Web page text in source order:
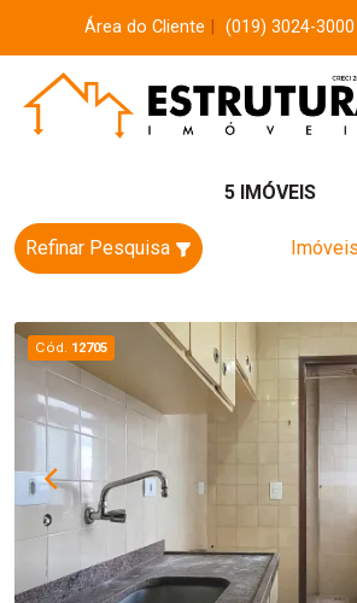
Área do Cliente (019) 3024-3000
5 IMÓVEIS
Refinar Pesquisa
Cód. 12705